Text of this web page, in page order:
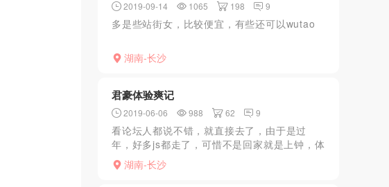
2019-09-14 1065 198 9
多是些站街女，比较便宜，有些还可以wutao
湖南-长沙
君豪体验爽记
2019-06-06 988 62 9
看论坛人都说不错，就直接去了，由于是过
年，好多js都走了，可惜不是回家就是上钟，体
验了68，感觉不错，虽然微胖，但很温柔，服
务也很好，最后妹子kb出来，特别爽
湖南-长沙